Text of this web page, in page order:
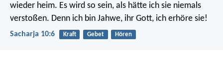
wieder heim. Es wird so sein, als hätte ich sie niemals
verstoßen. Denn ich bin Jahwe, ihr Gott, ich erhöre sie!
Sacharja 10:6 Kraft Gebet Hören